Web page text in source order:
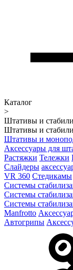
Каталог
>
Штативы и
Штативы и
Штативы и
Аксессуары для
Растяжки Тележки
Слайдеры
VR 360 Стедикамы
Системы
Системы
Системы
Manfrotto
Автогрипы